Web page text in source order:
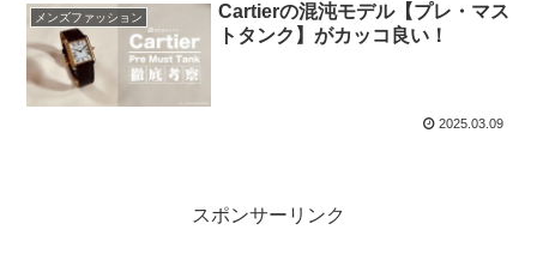
メンズファッション
Cartierの混沌モデル【プレ・マス
トタンク】がカッコ良い！
2025.03.09
スポンサーリンク